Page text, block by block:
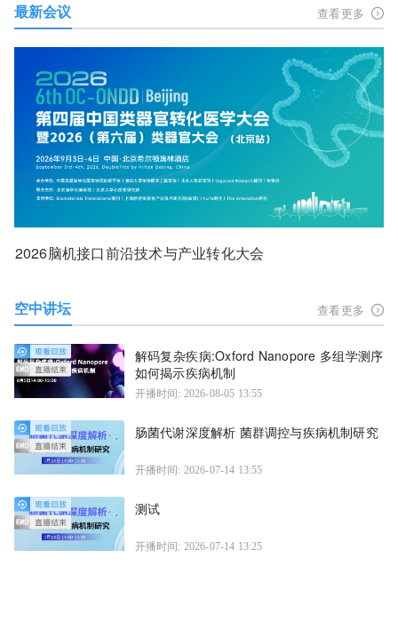
最新会议 查看更多
2026脑机接口前沿技术与产业转化大会
空中讲坛 查看更多
解码复杂疾病:Oxford Nanopore 多组学测序
如何揭示疾病机制
开播时间: 2026-08-05 13:55
肠菌代谢深度解析 菌群调控与疾病机制研究
开播时间: 2026-07-14 13:55
测试
开播时间: 2026-07-14 13:25